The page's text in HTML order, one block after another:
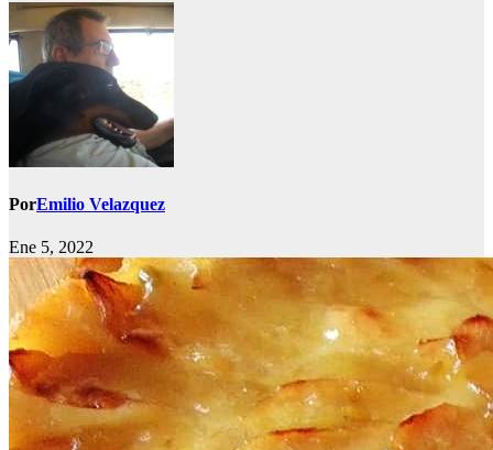
PorEmilio Velazquez
Ene 5, 2022